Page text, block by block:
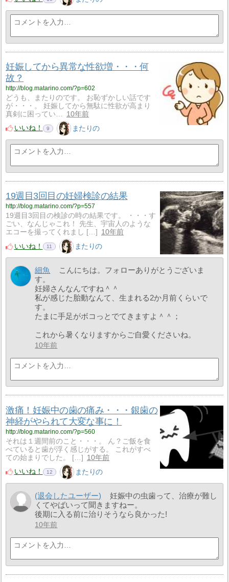
妊娠してから異常な性欲増・・・何
故？
http://blog.matarino.com/?p=602
どうも、またりのです。 お恥ずかしい話です
が・・・。 妊娠してから無駄に性欲が高まり
真剣に困ってい…
10年前
いいね！
9 またりの
19週目3回目の妊婦検診の結果
http://blog.matarino.com/?p=557
19週目3回目の検診の時の結果です。 ・・・す
ごい、なんじゃこれ！ 先生、宇宙人のような
エコーを撮ってくれまし […]
10年前
いいね！
11 またりの
細魚
こんにちは。フォローありがとうございま
す。
妊婦さんなんですね＾＾
私が感じた胎動なんて、生まれる2か月前くらいで
す。
たまに手足がボコっとでてきますよ＾＾；
これから暑くなりますからご自愛くださいね。
10年前
激痛！妊娠中の歯の痛み・・・銀歯の
神経がやられて大変な事に！
http://blog.matarino.com/?p=560
それは１週間前のこと・・・。 ん？ご飯を食
べていると歯が浮く感じがする。 これがすべ
ての始まりでした。 […] 10年前
いいね！
12 またりの
(退会したユーザー)
妊娠中の虫歯って、治療が難し
くてやばいって聞きますねー。
後期に入る前に治りそうなら良かった!
10年前